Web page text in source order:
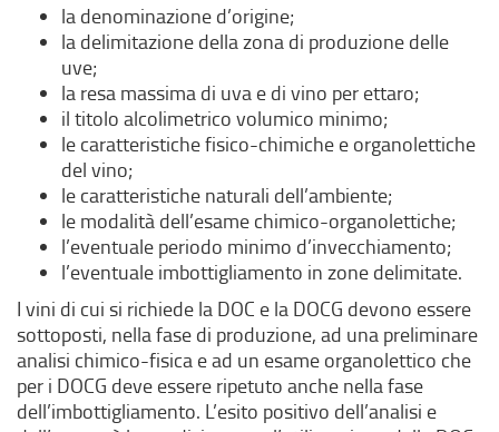
la denominazione d’origine;
la delimitazione della zona di produzione delle
uve;
la resa massima di uva e di vino per ettaro;
il titolo alcolimetrico volumico minimo;
le caratteristiche fisico-chimiche e organolettiche
del vino;
le caratteristiche naturali dell’ambiente;
le modalità dell’esame chimico-organolettiche;
l’eventuale periodo minimo d’invecchiamento;
l’eventuale imbottigliamento in zone delimitate.
I vini di cui si richiede la DOC e la DOCG devono essere
sottoposti, nella fase di produzione, ad una preliminare
analisi chimico-fisica e ad un esame organolettico che
per i DOCG deve essere ripetuto anche nella fase
dell’imbottigliamento. L’esito positivo dell’analisi e